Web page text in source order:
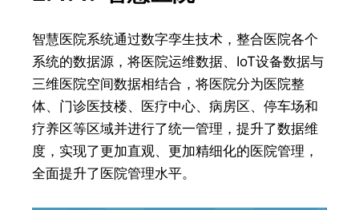
智慧医院系统通过数字孪生技术，整合医院各个
系统的数据源，将医院运维数据、IoT设备数据与
三维医院空间数据相结合，将医院分为医院整
体、门诊医技楼、医疗中心、病房区、停车场和
疗养区等区域并进行了统一管理，提升了数据维
度，实现了更加直观、更加精细化的医院管理，
全面提升了医院管理水平。